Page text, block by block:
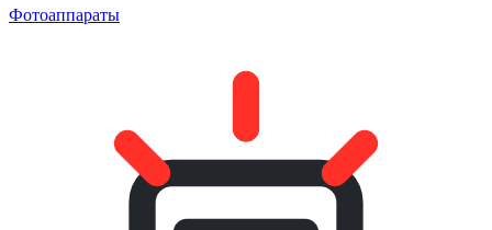
Фотоаппараты